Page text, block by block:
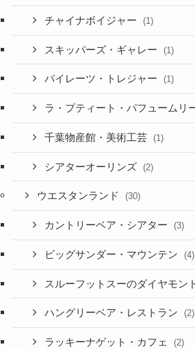
チャイナボイジャー (1)
スキッパーズ・ギャレー (1)
パイレーツ・トレジャー (1)
ラ・プティート・パフュームリ
千葉物産館・美術工芸 (1)
シアターオーリンズ (2)
ウエスタンランド (30)
カントリーベア・シアター (3)
ビッグサンダー・マウンテン (4)
スルーフットスーのダイヤモン
ハングリーベア・レストラン (2)
ラッキーナゲット・カフェ (2)